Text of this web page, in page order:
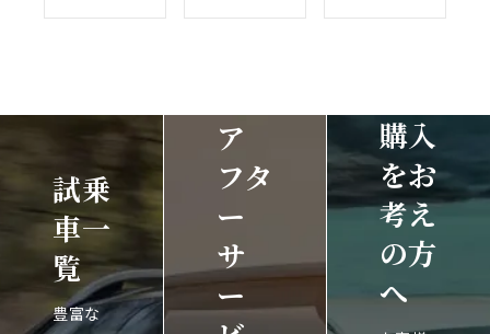
試乗
車一
覧
豊富な
ア
フタ
ー
サ
ー
購入
をお
考え
の方
へ